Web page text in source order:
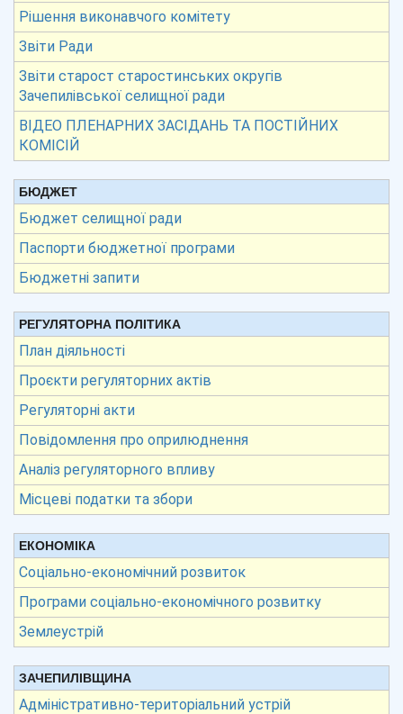
Рішення виконавчого комітету
Звіти Ради
Звіти старост старостинських округів
Зачепилівської селищної ради
ВІДЕО ПЛЕНАРНИХ ЗАСІДАНЬ ТА ПОСТІЙНИХ
КОМІСІЙ
БЮДЖЕТ
Бюджет селищної ради
Паспорти бюджетної програми
Бюджетні запити
РЕГУЛЯТОРНА ПОЛІТИКА
План діяльності
Проєкти регуляторних актів
Регуляторні акти
Повідомлення про оприлюднення
Аналіз регуляторного впливу
Місцеві податки та збори
ЕКОНОМІКА
Соціально-економічний розвиток
Програми соціально-економічного розвитку
Землеустрій
ЗАЧЕПИЛІВЩИНА
Адміністративно-територіальний устрій